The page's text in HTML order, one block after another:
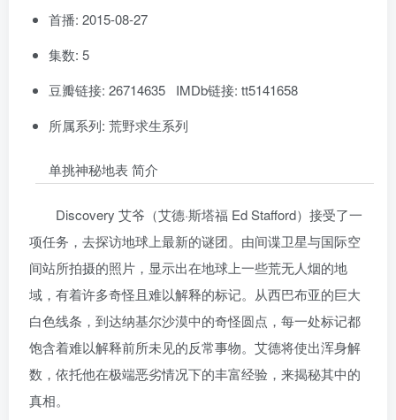
首播: 2015-08-27
集数: 5
豆瓣链接: 26714635 IMDb链接: tt5141658
所属系列: 荒野求生系列
单挑神秘地表 简介
Discovery 艾爷（艾德·斯塔福 Ed Stafford）接受了一
项任务，去探访地球上最新的谜团。由间谍卫星与国际空
间站所拍摄的照片，显示出在地球上一些荒无人烟的地
域，有着许多奇怪且难以解释的标记。从西巴布亚的巨大
白色线条，到达纳基尔沙漠中的奇怪圆点，每一处标记都
饱含着难以解释前所未见的反常事物。艾德将使出浑身解
数，依托他在极端恶劣情况下的丰富经验，来揭秘其中的
真相。